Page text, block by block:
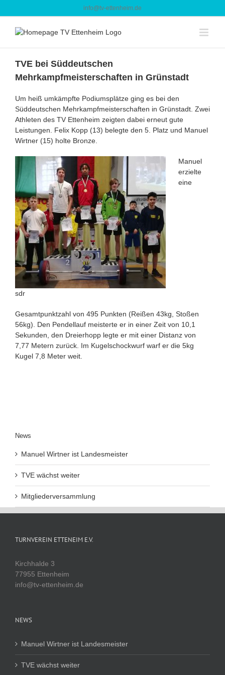
Inhalt
springen
info@tv-ettenheim.de
TVE bei Süddeutschen
Mehrkampfmeisterschaften in Grünstadt
Um heiß umkämpfte Podiumsplätze ging es bei den
Süddeutschen Mehrkampfmeisterschaften in Grünstadt. Zwei
Athleten des TV Ettenheim zeigten dabei erneut gute
Leistungen. Felix Kopp (13) belegte den 5. Platz und Manuel
Wirtner (15) holte Bronze.
sdr
Manuel
erzielte
eine
Gesamtpunktzahl von 495 Punkten (Reißen 43kg, Stoßen
56kg). Den Pendellauf meisterte er in einer Zeit von 10,1
Sekunden, den Dreierhopp legte er mit einer Distanz von
7,77 Metern zurück. Im Kugelschockwurf warf er die 5kg
Kugel 7,8 Meter weit.
News
Manuel Wirtner ist Landesmeister
TVE wächst weiter
Mitgliederversammlung
TURNVEREIN ETTENEIM E.V.
Kirchhalde 3
77955 Ettenheim
info@tv-ettenheim.de
NEWS
Manuel Wirtner ist Landesmeister
TVE wächst weiter